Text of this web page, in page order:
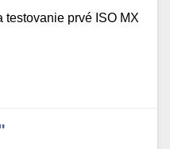
prvé ISO MX